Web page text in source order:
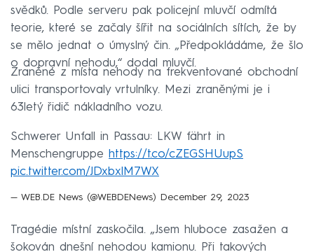
svědků. Podle serveru pak policejní mluvčí odmítá
teorie, které se začaly šířit na sociálních sítích, že by
se mělo jednat o úmyslný čin. „Předpokládáme, že šlo
o dopravní nehodu,“ dodal mluvčí.
Zraněné z místa nehody na frekventované obchodní
ulici transportovaly vrtulníky. Mezi zraněnými je i
63letý řidič nákladního vozu.
Schwerer Unfall in Passau: LKW fährt in
Menschengruppe https://t.co/cZEGSHUupS
pic.twitter.com/JDxbxlM7WX
— WEB.DE News (@WEBDENews) December 29, 2023
Tragédie místní zaskočila. „Jsem hluboce zasažen a
šokován dnešní nehodou kamionu. Při takových